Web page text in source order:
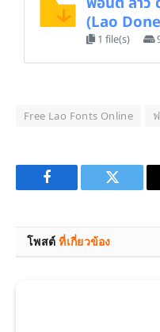
(Lao
1 file(s)
Free Lao Fonts Online
Facebook Twitter
โพสต์ที่เกี่ยวข้อง